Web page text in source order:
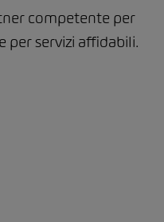
competente per
per servizi affidabili.